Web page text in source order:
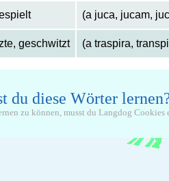
(a juca, jucam,
geschwitzt (a traspira,
du diese Wörter
zu können, musst du Langdog Cookies